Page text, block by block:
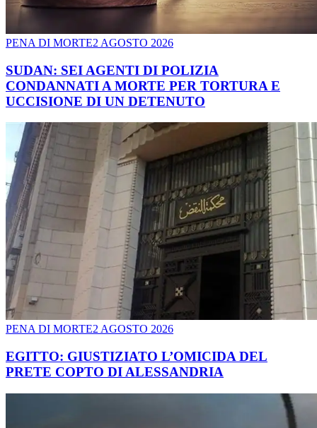
PENA DI MORTE2 AGOSTO 2026
SUDAN: SEI AGENTI DI POLIZIA
CONDANNATI A MORTE PER TORTURA E
UCCISIONE DI UN DETENUTO
PENA DI MORTE2 AGOSTO 2026
EGITTO: GIUSTIZIATO L’OMICIDA DEL
PRETE COPTO DI ALESSANDRIA